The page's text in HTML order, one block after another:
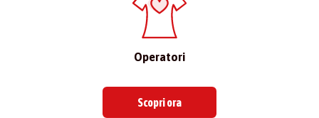
Operatori
Scopri ora